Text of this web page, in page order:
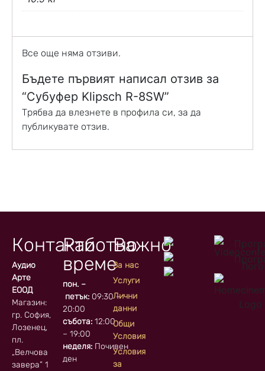
Все още няма отзиви.
Бъдете първият написал отзив за
“Субуфер Klipsch R-8SW”
Трябва да влезнете в профила си, за да
публикувате отзив.
Контакти
Аудио
Арте
ЕООД
Магазин:
гр. София, кв.
Лозенец,
пл.
„Велчова
завера” 1
Работно
време
пон. –
петък:09:30 –
20:00
събота:12:00
– 19:00
неделя:Почивен
ден
Важно
За нас
Услуги
Лични
данни
Общи
Условия
Условия
за